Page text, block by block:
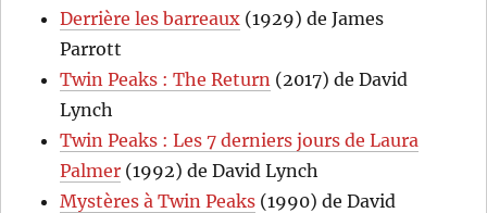
Derrière les barreaux (1929) de James
Parrott
Twin Peaks : The Return (2017) de David
Lynch
Twin Peaks : Les 7 derniers jours de Laura
Palmer (1992) de David Lynch
Mystères à Twin Peaks (1990) de David